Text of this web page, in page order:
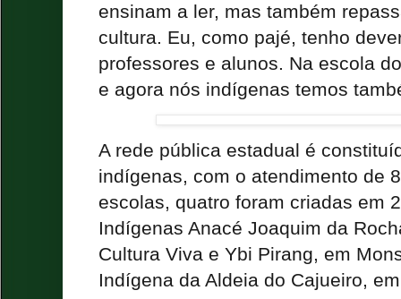
ensinam a ler, mas também
cultura. Eu, como pajé, tenho
professores e alunos. Na escola
e agora nós indígenas temos
A rede pública estadual é
indígenas, com o atendimento de
escolas, quatro foram criadas em
Indígenas Anacé Joaquim da
Cultura Viva e Ybi Pirang, em
Indígena da Aldeia do Cajueiro,